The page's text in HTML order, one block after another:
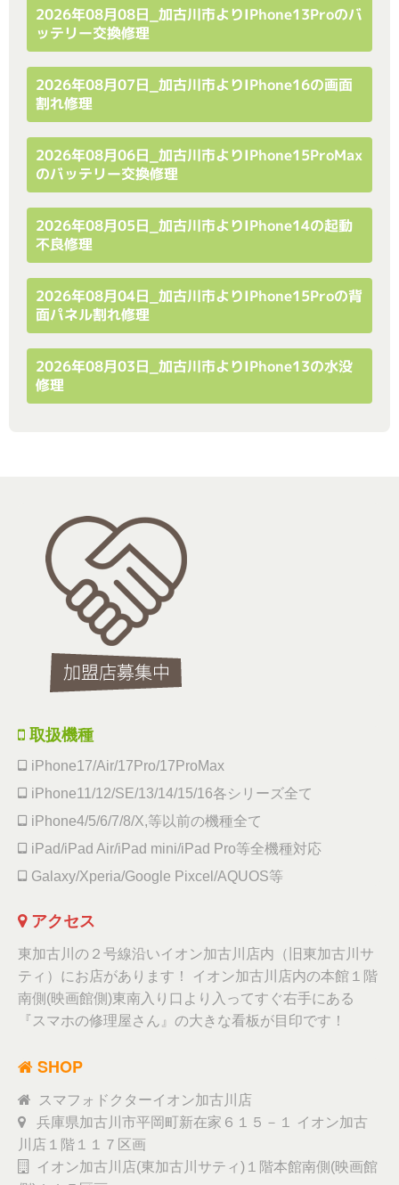
2026年08月08日_加古川市よりiPhone13Proのバ
ッテリー交換修理
2026年08月07日_加古川市よりiPhone16の画面
割れ修理
2026年08月06日_加古川市よりiPhone15ProMax
のバッテリー交換修理
2026年08月05日_加古川市よりiPhone14の起動
不良修理
2026年08月04日_加古川市よりiPhone15Proの背
面パネル割れ修理
2026年08月03日_加古川市よりiPhone13の水没
修理
取扱機種
iPhone17/Air/17Pro/17ProMax
iPhone11/12/SE/13/14/15/16各シリーズ全て
iPhone4/5/6/7/8/X,等以前の機種全て
iPad/iPad Air/iPad mini/iPad Pro等全機種対応
Galaxy/Xperia/Google Pixcel/AQUOS等
アクセス
東加古川の２号線沿いイオン加古川店内（旧東加古川サ
ティ）にお店があります！ イオン加古川店内の本館１階
南側(映画館側)東南入り口より入ってすぐ右手にある
『スマホの修理屋さん』の大きな看板が目印です！
SHOP
スマフォドクターイオン加古川店
兵庫県加古川市平岡町新在家６１５－１ イオン加古
川店１階１１７区画
イオン加古川店(東加古川サティ)１階本館南側(映画館